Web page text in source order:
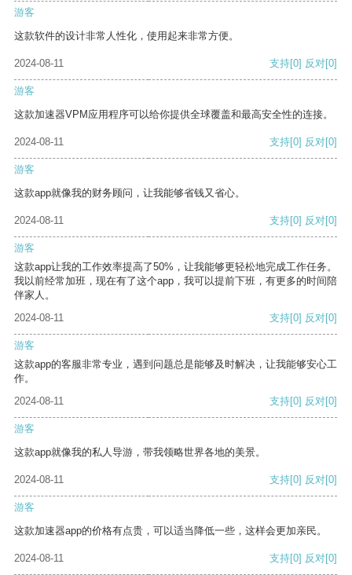
游客
这款软件的设计非常人性化，使用起来非常方便。
2024-08-11 支持[0] 反对[0]
游客
这款加速器VPM应用程序可以给你提供全球覆盖和最高安全性的连接。
2024-08-11 支持[0] 反对[0]
游客
这款app就像我的财务顾问，让我能够省钱又省心。
2024-08-11 支持[0] 反对[0]
游客
这款app让我的工作效率提高了50%，让我能够更轻松地完成工作任务。
我以前经常加班，现在有了这个app，我可以提前下班，有更多的时间陪
伴家人。
2024-08-11
支持[0] 反对[0]
游客
这款app的客服非常专业，遇到问题总是能够及时解决，让我能够安心工
作。
2024-08-11
支持[0] 反对[0]
游客
这款app就像我的私人导游，带我领略世界各地的美景。
2024-08-11 支持[0] 反对[0]
游客
这款加速器app的价格有点贵，可以适当降低一些，这样会更加亲民。
2024-08-11 支持[0] 反对[0]